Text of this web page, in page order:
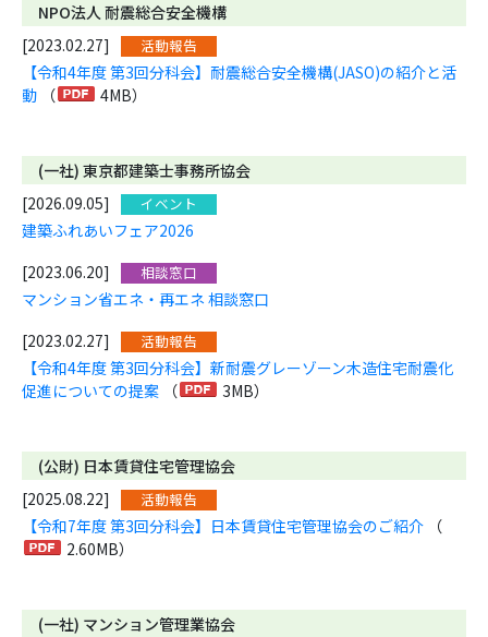
NPO法人 耐震総合安全機構
[2023.02.27]
活動報告
【令和4年度 第3回分科会】耐震総合安全機構(JASO)の紹介と活
動 （ 4MB）
(一社) 東京都建築士事務所協会
[2026.09.05]
イベント
建築ふれあいフェア2026
[2023.06.20]
相談窓口
マンション省エネ・再エネ 相談窓口
[2023.02.27]
活動報告
【令和4年度 第3回分科会】新耐震グレーゾーン木造住宅耐震化
促進についての提案 （ 3MB）
(公財) 日本賃貸住宅管理協会
[2025.08.22]
活動報告
【令和7年度 第3回分科会】日本賃貸住宅管理協会のご紹介 （
2.60MB）
(一社) マンション管理業協会